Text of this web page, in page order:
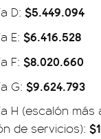
D: $5.449.094
E: $6.416.528
F: $8.020.660
G: $9.624.793
H (escalón más
de servicios):